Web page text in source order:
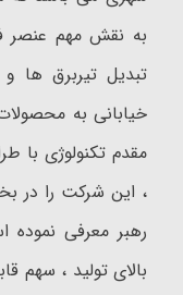
به نقش مهم عنصر
تبدیل تیربرق ها
خیابانی به
مقدم تکنولوژی با
، این شرکت را در
رهبر معرفی
بالای تولید ، سهم